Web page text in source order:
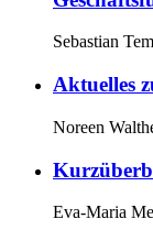
Sebastian
Aktuelles
Noreen
Eva-Maria